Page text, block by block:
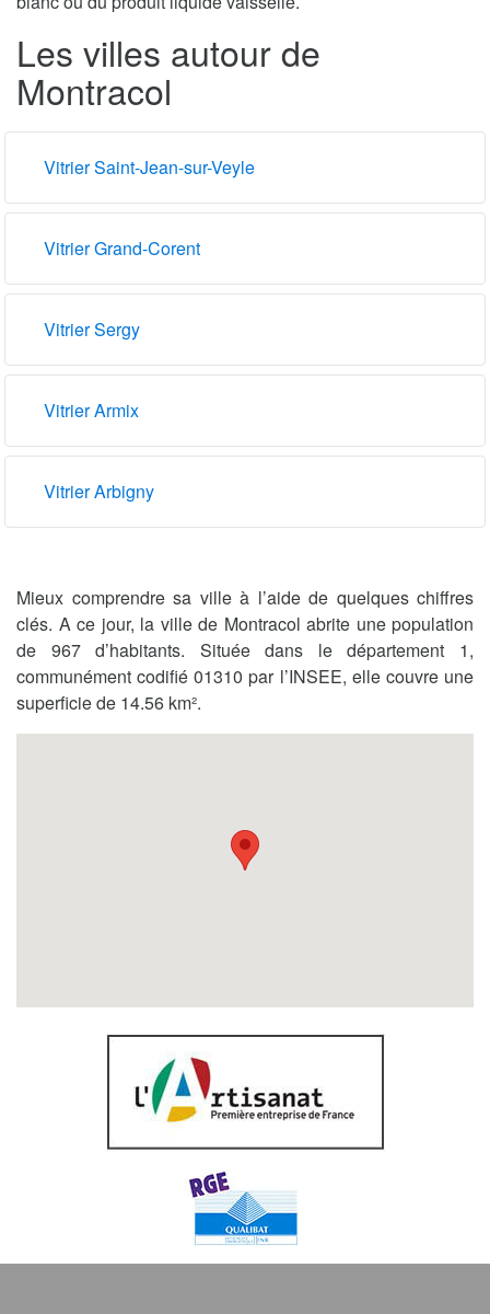
Les villes autour de
Montracol
Vitrier Saint-Jean-sur-Veyle
Vitrier Grand-Corent
Vitrier Sergy
Vitrier Armix
Vitrier Arbigny
Mieux comprendre sa ville à l’aide de quelques chiffres
clés. A ce jour, la ville de Montracol abrite une population
de 967 d’habitants. Située dans le département 1,
communément codifié 01310 par l’INSEE, elle couvre une
superficie de 14.56 km².